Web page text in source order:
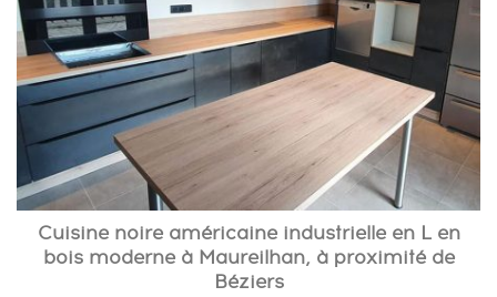
Cuisine noire américaine industrielle en L en
bois moderne à Maureilhan, à proximité de
Béziers